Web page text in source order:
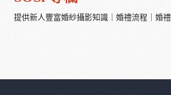
提供新人豐富婚紗攝影知識｜婚禮流程｜婚